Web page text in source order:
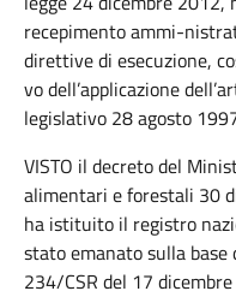
recepimento ammi-
direttive di esecuzione,
vo dell’applicazione
legislativo 28 agosto
VISTO il decreto del
alimentari e forestali 30
ha istituito il registro
stato emanato sulla base
234/CSR del 17